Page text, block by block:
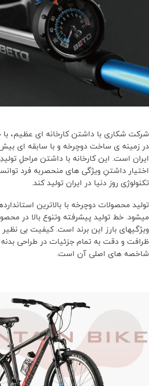
شرکت شکاری با داشتن کارخانه ای عظیم،
ایران است. این کارخانه با داشتن مراحلِ
اختیار داشتنِ ویژگی های منحصربه فرد
تکنولوژی روز دنیا در ایران تولید کند.
تولید محصولات دوچرخه با بالاترین
میشود. خط تولید پیشرفته وتنوع بالا در
ویژگیهای بارز این برند است. کیفیت بی
ظرافت و دقت به تمام جزئیات در طراحی بدنه
شاخصه های اصلی آن است.